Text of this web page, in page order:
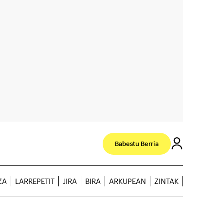
Babestu Berria
LARREPETIT JIRA BIRA ARKUPEAN ZINTAK